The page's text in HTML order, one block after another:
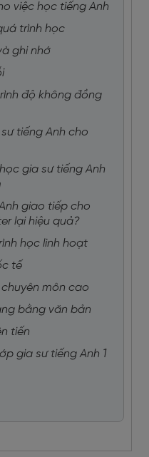
việc học tiếng Anh
trình học
ghi nhớ
độ không đồng
tiếng Anh cho
gia sư tiếng Anh
giao tiếp cho
lại hiệu quả?
học linh hoạt
tế
môn cao
bằng văn bản
tiến
gia sư tiếng Anh 1